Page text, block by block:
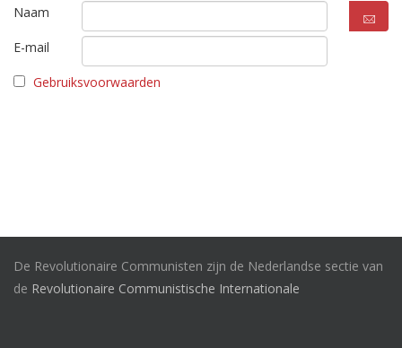
Naam
E-mail
Gebruiksvoorwaarden
De Revolutionaire Communisten zijn de Nederlandse sectie van
de Revolutionaire Communistische Internationale